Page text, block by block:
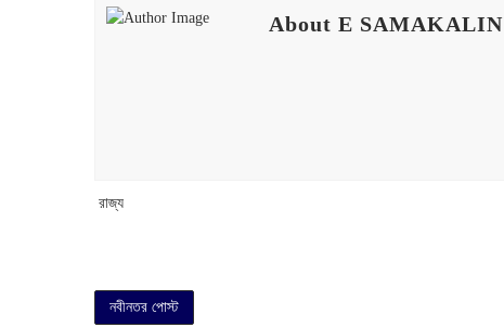
About E SAMAKALIN
‌ রাজ্য
নবীনতর পোস্ট